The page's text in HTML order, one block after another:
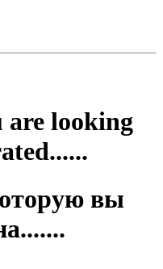
are looking
вы